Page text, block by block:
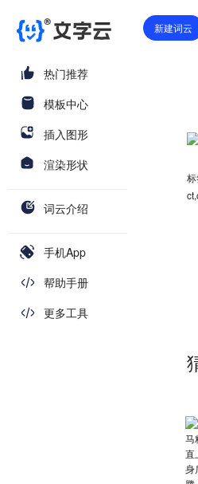
新建词云
热门推荐
模板中心
插入图形
渲染形状
词云介绍
手机App
帮助手册
更多工具